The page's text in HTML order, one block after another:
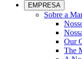
EMPRESA
Sobre a
Our
The